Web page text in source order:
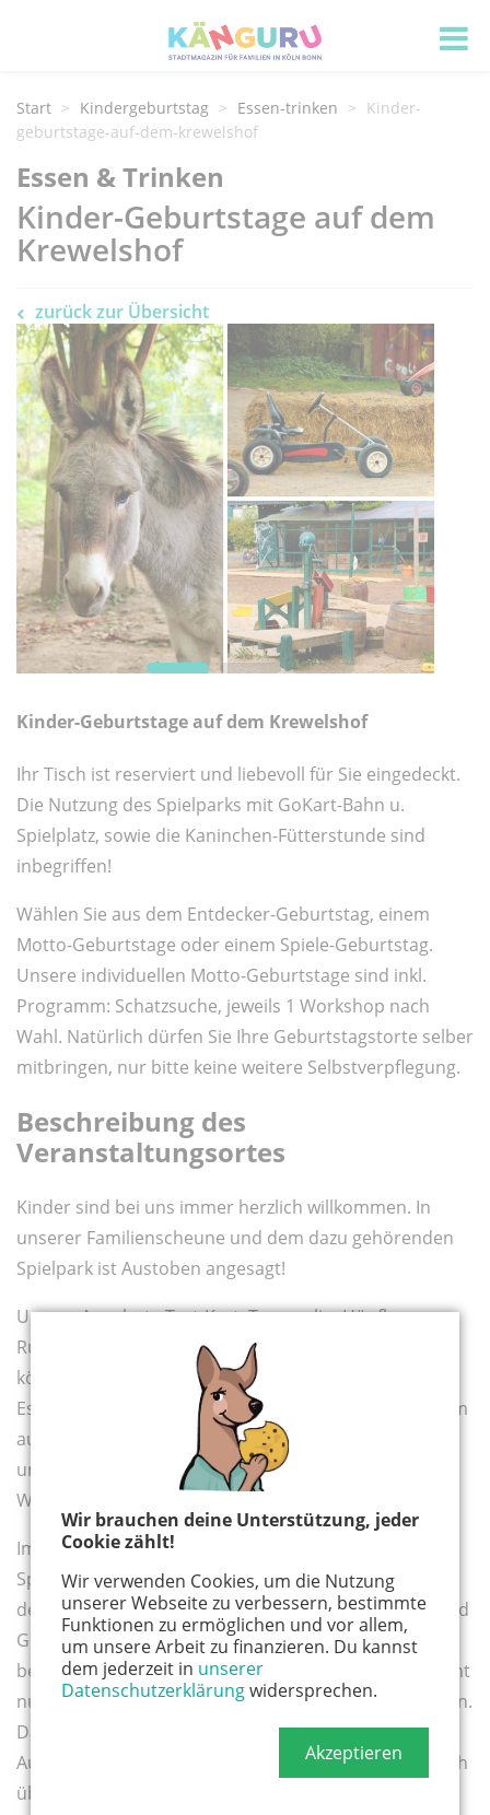
Wir brauchen deine Unterstützung, jeder
Cookie zählt!
Wir verwenden Cookies, um die Nutzung
unserer Webseite zu verbessern, bestimmte
Funktionen zu ermöglichen und vor allem,
um unsere Arbeit zu finanzieren. Du kannst
dem jederzeit in unserer
Datenschutzerklärungwidersprechen.
Akzeptieren
Start Kindergeburtstag Essen-trinken
Kinder-
geburtstage-auf-dem-krewelshof
Essen & Trinken
Kinder-Geburtstage auf dem
Krewelshof
zurück zur Übersicht
Kinder-Geburtstage auf dem Krewelshof
Ihr Tisch ist reserviert und liebevoll für Sie eingedeckt.
Die Nutzung des Spielparks mit GoKart-Bahn u.
Spielplatz, sowie die Kaninchen-Fütterstunde sind
inbegriffen!
Wählen Sie aus dem Entdecker-Geburtstag, einem
Motto-Geburtstage oder einem Spiele-Geburtstag.
Unsere individuellen Motto-Geburtstage sind inkl.
Programm: Schatzsuche, jeweils 1 Workshop nach
Wahl. Natürlich dürfen Sie Ihre Geburtstagstorte selber
mitbringen, nur bitte keine weitere Selbstverpflegung.
Beschreibung des
Veranstaltungsortes
Kinder sind bei uns immer herzlich willkommen. In
unserer Familienscheune und dem dazu gehörenden
Spielpark ist Austoben angesagt!
Unsere Angebote Tret-Kart, Trampolin, Hüpfburg,
Rutsche, Kreativ Workshops und vieles mehr. Bei uns
können ihre Kinder Kaninchen anschauen und mit
Eseln knuddeln und unsere Ziegen vom Besucherraum
aus beobachten. Im Spielpark ist in der Sommerzeit
unsere Wasser-Rutsche aufgebaut (bei schönem
Wetter).
Im Sommer bietet unser großes Mais-Labyrinth einen
Spaß für Groß und Klein. Der Herbst steht im Zeichen
des Kürbis - mit unserer kreativen Kürbiswerkstatt und
Geisternächten. Von November bis Karneval wird es
bei uns rutschig - auf unserer Eisbahn können Sie nicht
nur Schlittschuhlaufen sondern auch Eisstockschießen.
Dafür schließen wir im Winter unser Spielangebot im
Außengelände. Unsere Tiere freuen sich aber natürlich
über Ihren Besuch.